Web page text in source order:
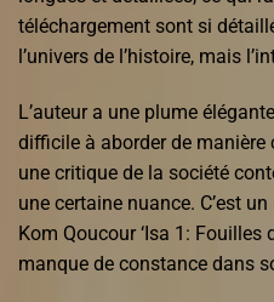
téléchargement sont si
l’univers de l’histoire, mais
L’auteur a une plume
difficile à aborder de
une critique de la société
une certaine nuance. C’est
Kom Qoucour ‘Isa 1:
manque de constance dans